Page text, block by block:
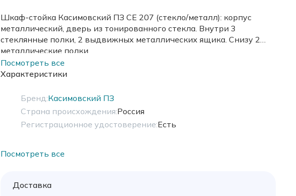
Шкаф-стойка Касимовский ПЗ СЕ 207 (стекло/металл): корпус
металлический, дверь из тонированного стекла. Внутри 3
стеклянные полки, 2 выдвижных металлических ящика. Снизу 2
металлические полки.
Посмотреть все
Характеристики
Бренд:Касимовский ПЗ
Страна происхождения:Россия
Регистрационное удостоверение:Есть
Посмотреть все
Доставка